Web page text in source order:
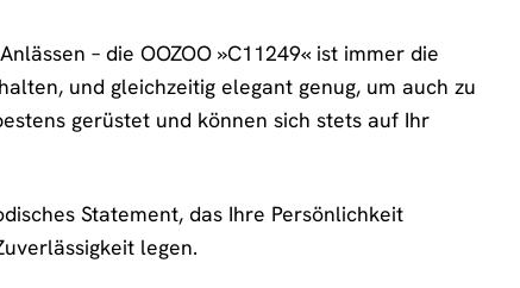
– die OOZOO »C11249« ist immer die
und gleichzeitig elegant genug, um auch zu
gerüstet und können sich stets auf Ihr
Statement, das Ihre Persönlichkeit
legen.